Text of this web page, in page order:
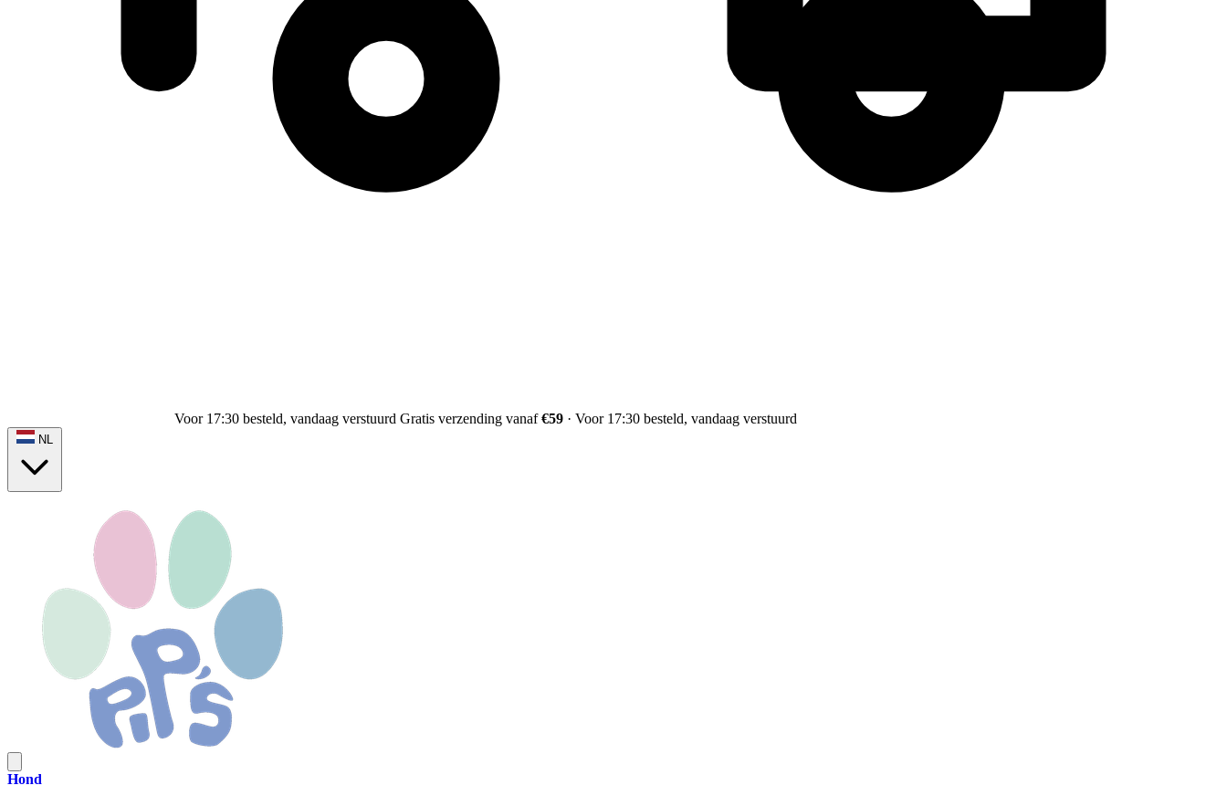
Voor 17:30 besteld, vandaag verstuurd Gratis verzending vanaf€59 · Voor 17:30 besteld, vandaag verstuurd
NL
Hond